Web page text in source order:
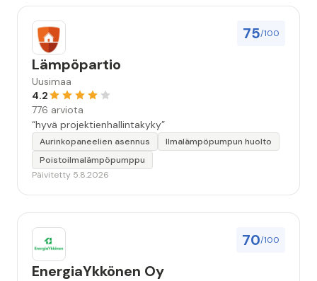
75/100
Lämpöpartio
Uusimaa
4.2
776 arviota
“hyvä projektienhallintakyky”
Aurinkopaneelien asennus
Ilmalämpöpumpun huolto
Poistoilmalämpöpumppu
Päivitetty 5.8.2026
70/100
EnergiaYkkönen Oy